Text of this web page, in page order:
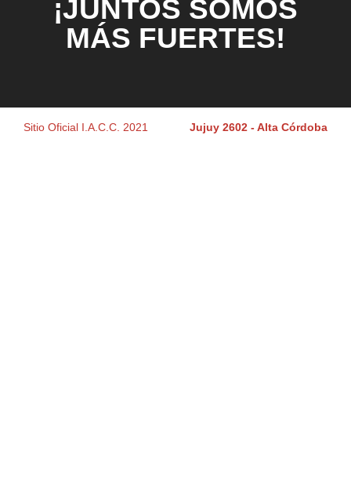
¡JUNTOS SOMOS
MÁS FUERTES!
Sitio Oficial I.A.C.C. 2021 Jujuy 2602 - Alta Córdoba